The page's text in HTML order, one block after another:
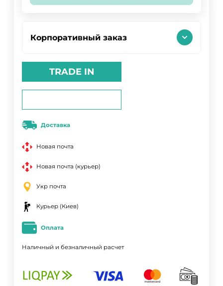
Корпоративный заказ
TRADE IN
Доставка
Новая почта
Новая почта (курьер)
Укр почта
Курьер (Киев)
Оплата
Наличный и безналичный расчет